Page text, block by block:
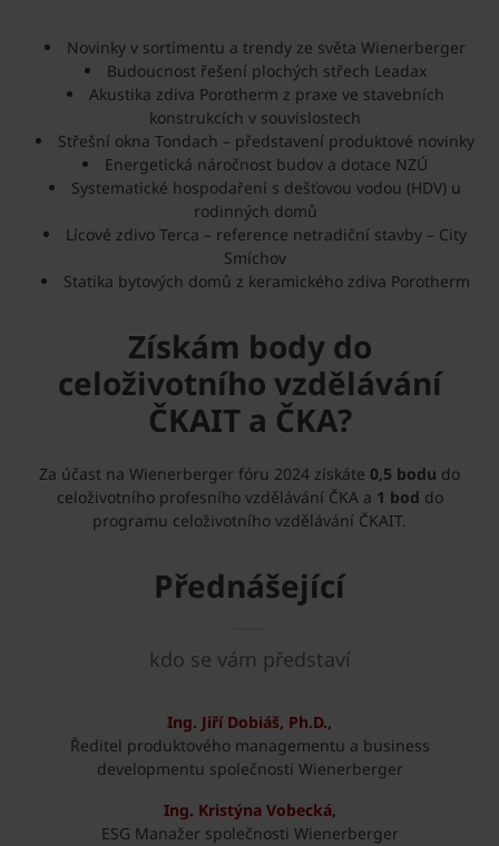
Novinky v sortimentu a trendy ze světa Wienerberger
Budoucnost řešení plochých střech Leadax
Akustika zdiva Porotherm z praxe ve stavebních
konstrukcích v souvislostech
Střešní okna Tondach – představení produktové novinky
Energetická náročnost budov a dotace NZÚ
Systematické hospodaření s dešťovou vodou (HDV) u
rodinných domů
Lícové zdivo Terca – reference netradiční stavby – City
Smíchov
Statika bytových domů z keramického zdiva Porotherm
Získám body do
celoživotního vzdělávání
ČKAIT a ČKA?
Za účast na Wienerberger fóru 2024 získáte 0,5 bodu do
celoživotního profesního vzdělávání ČKA a 1 bod do
programu celoživotního vzdělávání ČKAIT.
Přednášející
kdo se vám představí
Ing. Jiří Dobiáš, Ph.D.,
Ředitel produktového managementu a business
developmentu společnosti Wienerberger
Ing. Kristýna Vobecká,
ESG Manažer společnosti Wienerberger